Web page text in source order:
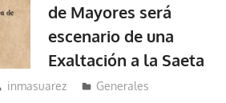
de Mayores será
escenario de una
Exaltación a la Saeta
inmasuarez Generales